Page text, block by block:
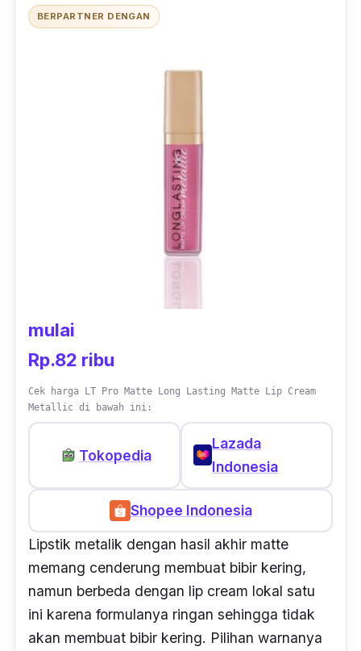
BERPARTNER DENGAN
mulai
Rp.82 ribu
Cek harga LT Pro Matte Long Lasting Matte Lip Cream
Metallic di bawah ini:
Tokopedia
Lazada
Indonesia
Shopee Indonesia
Lipstik metalik dengan hasil akhir matte
memang cenderung membuat bibir kering,
namun berbeda dengan lip cream lokal satu
ini karena formulanya ringan sehingga tidak
akan membuat bibir kering. Pilihan warnanya